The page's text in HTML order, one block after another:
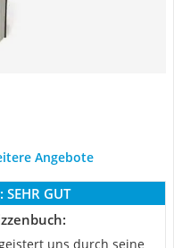
Angebote
SEHR GUT
uns durch seine